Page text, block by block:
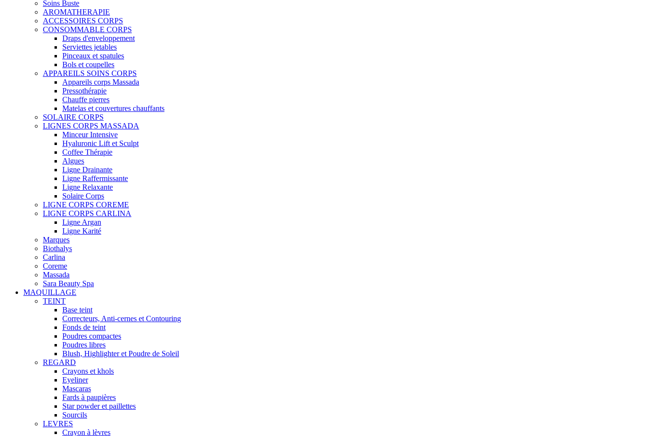
Soins Buste
AROMATHERAPIE
ACCESSOIRES CORPS
CONSOMMABLE CORPS
Draps d'enveloppement
Serviettes jetables
Pinceaux et spatules
Bols et coupelles
APPAREILS SOINS CORPS
Appareils corps Massada
Pressothérapie
Chauffe pierres
Matelas et couvertures chauffants
SOLAIRE CORPS
LIGNES CORPS MASSADA
Minceur Intensive
Hyaluronic Lift et Sculpt
Coffee Thérapie
Algues
Ligne Drainante
Ligne Raffermissante
Ligne Relaxante
Solaire Corps
LIGNE CORPS COREME
LIGNE CORPS CARLINA
Ligne Argan
Ligne Karité
Marques
Biothalys
Carlina
Coreme
Massada
Sara Beauty Spa
MAQUILLAGE
TEINT
Base teint
Correcteurs, Anti-cernes et Contouring
Fonds de teint
Poudres compactes
Poudres libres
Blush, Highlighter et Poudre de Soleil
REGARD
Crayons et khols
Eyeliner
Mascaras
Fards à paupières
Star powder et paillettes
Sourcils
LEVRES
Crayon à lèvres